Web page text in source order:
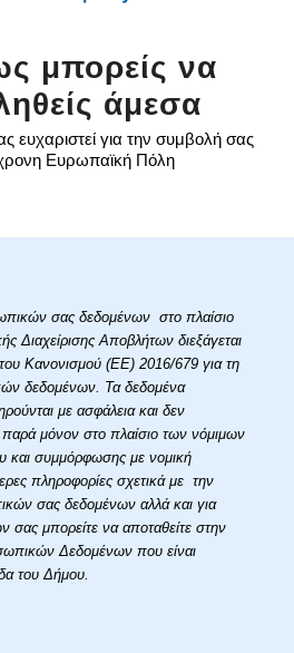
μπορείς να
άμεσα
ευχαριστεί για την συμβολή σας
Ευρωπαϊκή Πόλη
σας δεδομένων στο πλαίσιο
Διαχείρισης Αποβλήτων διεξάγεται
Κανονισμού (ΕΕ) 2016/679 για τη
δεδομένων. Τα δεδομένα
με ασφάλεια και δεν
παρά μόνον στο πλαίσιο των νόμιμων
και συμμόρφωσης με νομική
πληροφορίες σχετικά με την
σας δεδομένων αλλά και για
σας μπορείτε να αποταθείτε στην
Δεδομένων που είναι
του Δήμου.